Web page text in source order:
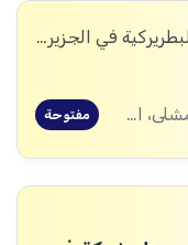
هيئة مار آفرام السرياني البطريركية في الجزيرة والفرات
الحسكة, القامشلى، الحسكة, الكرامة، الرقة, اليعربية، المالكية، الحسكة, العريشة، الحسكة, الشدادي، الحسكة مفتوحة